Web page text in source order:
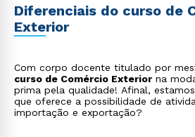
Diferenciais do curso de
Exterior
Com corpo docente titulado por
curso de Comércio Exterior na
prima pela qualidade! Afinal,
que oferece a possibilidade de
importação e exportação?